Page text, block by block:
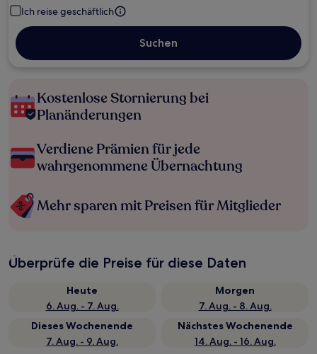
Ich reise geschäftlich
Suchen
Kostenlose Stornierung bei
Planänderungen
Verdiene Prämien für jede
wahrgenommene Übernachtung
Mehr sparen mit Preisen für Mitglieder
Überprüfe die Preise für diese Daten
Heute
6. Aug. - 7. Aug.
Morgen
7. Aug. - 8. Aug.
Dieses Wochenende
7. Aug. - 9. Aug.
Nächstes Wochenende
14. Aug. - 16. Aug.